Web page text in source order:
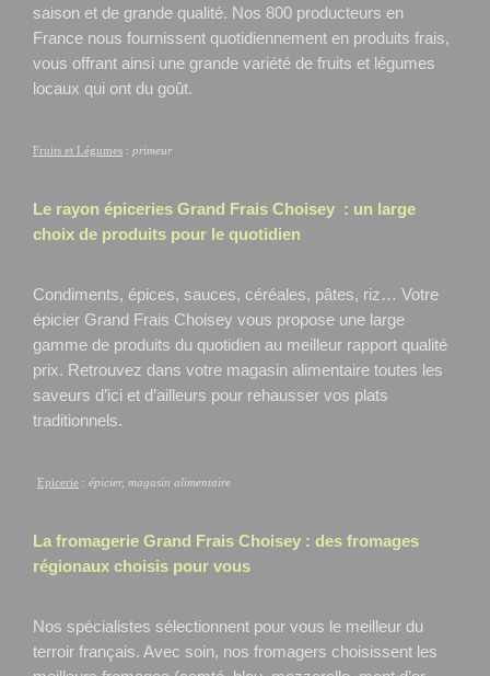
saison et de grande qualité. Nos 800 producteurs en
France nous fournissent quotidiennement en produits frais,
vous offrant ainsi une grande variété de fruits et légumes
locaux qui ont du goût.
Fruits et Légumes : primeur
Le rayon épiceries Grand Frais Choisey : un large
choix de produits pour le quotidien
Condiments, épices, sauces, céréales, pâtes, riz… Votre
épicier Grand Frais Choisey vous propose une large
gamme de produits du quotidien au meilleur rapport qualité
prix. Retrouvez dans votre magasin alimentaire toutes les
saveurs d’ici et d’ailleurs pour rehausser vos plats
traditionnels.
Epicerie : épicier, magasin alimentaire
La fromagerie Grand Frais Choisey : des fromages
régionaux choisis pour vous
Nos spécialistes sélectionnent pour vous le meilleur du
terroir français. Avec soin, nos fromagers choisissent les